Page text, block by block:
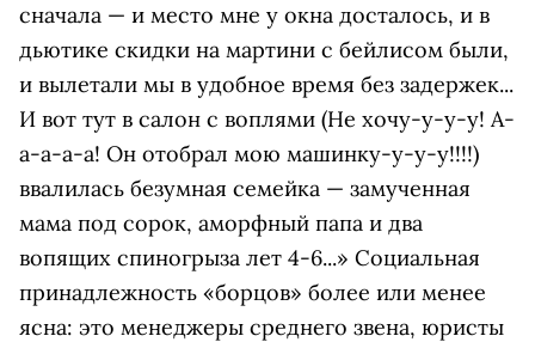
сначала — и место мне у окна досталось, и в
дьютике скидки на мартини с бейлисом были,
и вылетали мы в удобное время без задержек...
И вот тут в салон с воплями (Не хочу-у-у-у! А-
а-а-а-а! Он отобрал мою машинку-у-у-у!!!!)
ввалилась безумная семейка — замученная
мама под сорок, аморфный папа и два
вопящих спиногрыза лет 4-6...» Социальная
принадлежность «борцов» более или менее
ясна: это менеджеры среднего звена, юристы